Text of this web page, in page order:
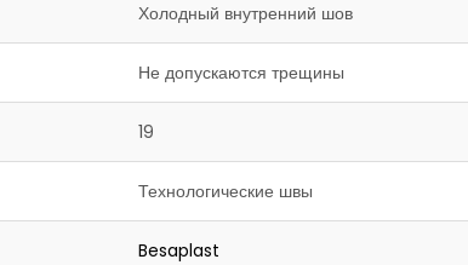
Холодный внутренний шов
Не допускаются трещины
19
Технологические швы
Besaplast